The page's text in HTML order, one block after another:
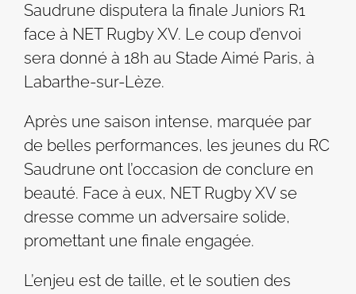
Saudrune disputera la finale Juniors R1
face à NET Rugby XV. Le coup d’envoi
sera donné à 18h au Stade Aimé Paris, à
Labarthe-sur-Lèze.
Après une saison intense, marquée par
de belles performances, les jeunes du RC
Saudrune ont l’occasion de conclure en
beauté. Face à eux, NET Rugby XV se
dresse comme un adversaire solide,
promettant une finale engagée.
L’enjeu est de taille, et le soutien des